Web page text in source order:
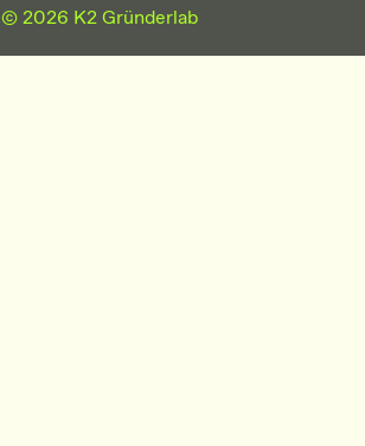
© 2026 K2 Gründerlab